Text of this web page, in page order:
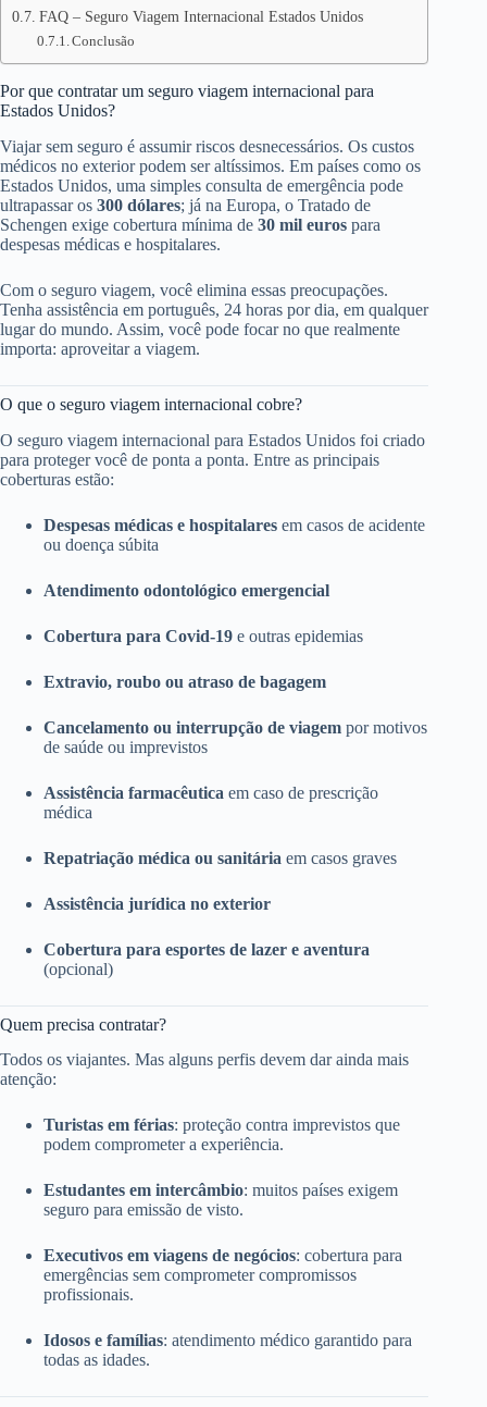
FAQ – Seguro Viagem Internacional Estados Unidos
Conclusão
Por que contratar um seguro viagem internacional para
Estados Unidos?
Viajar sem seguro é assumir riscos desnecessários. Os custos
médicos no exterior podem ser altíssimos. Em países como os
Estados Unidos, uma simples consulta de emergência pode
ultrapassar os 300 dólares; já na Europa, o Tratado de
Schengen exige cobertura mínima de 30 mil euros para
despesas médicas e hospitalares.
Com o seguro viagem, você elimina essas preocupações.
Tenha assistência em português, 24 horas por dia, em qualquer
lugar do mundo. Assim, você pode focar no que realmente
importa: aproveitar a viagem.
O que o seguro viagem internacional cobre?
O seguro viagem internacional para Estados Unidos foi criado
para proteger você de ponta a ponta. Entre as principais
coberturas estão:
Despesas médicas e hospitalares em casos de acidente
ou doença súbita
Atendimento odontológico emergencial
Cobertura para Covid-19 e outras epidemias
Extravio, roubo ou atraso de bagagem
Cancelamento ou interrupção de viagem por motivos
de saúde ou imprevistos
Assistência farmacêutica em caso de prescrição
médica
Repatriação médica ou sanitária em casos graves
Assistência jurídica no exterior
Cobertura para esportes de lazer e aventura
(opcional)
Quem precisa contratar?
Todos os viajantes. Mas alguns perfis devem dar ainda mais
atenção:
Turistas em férias: proteção contra imprevistos que
podem comprometer a experiência.
Estudantes em intercâmbio: muitos países exigem
seguro para emissão de visto.
Executivos em viagens de negócios: cobertura para
emergências sem comprometer compromissos
profissionais.
Idosos e famílias: atendimento médico garantido para
todas as idades.